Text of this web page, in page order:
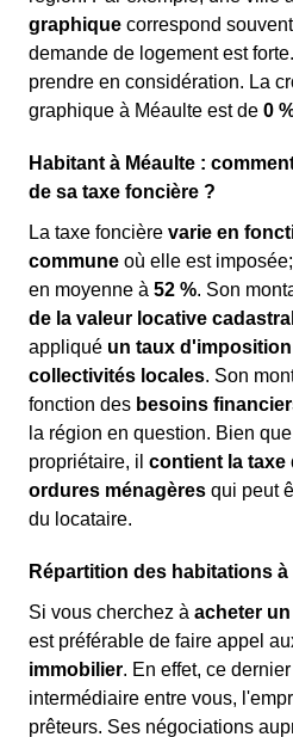
graphique correspond
demande de logement est
prendre en considération. La
graphique à Méaulte est de 0
Habitant à Méaulte :
de sa taxe foncière ?
La taxe foncière varie en
commune où elle est imposée;
en moyenne à 52 %. Son
de la valeur locative
appliqué un taux d'imposition
collectivités locales. Son
fonction des besoins
la région en question. Bien
propriétaire, il contient la taxe
ordures ménagères qui peut
du locataire.
Répartition des habitations à
Si vous cherchez à acheter
est préférable de faire appel
immobilier. En effet, ce
intermédiaire entre vous,
prêteurs. Ses négociations